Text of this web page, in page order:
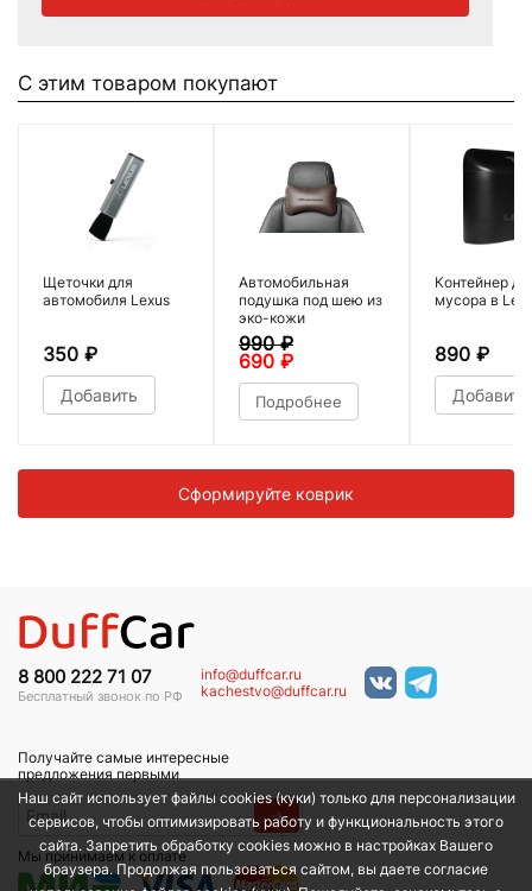
С этим товаром покупают
Щеточки для
автомобиля Lexus
350 ₽
Добавить
Автомобильная
подушка под шею из
эко-кожи
990₽
690 ₽
Подробнее
Контейнер
мусора в
890 ₽
Добавить
Сформируйте коврик
8 800 222 71 07
Бесплатный звонок по РФ
info@duffcar.ru
kachestvo@duffcar.ru
Получайте самые интересные
предложения первыми
→
Мы принимаем к оплате
Наш сайт использует файлы cookies (куки) только для персонализации
сервисов, чтобы оптимизировать работу и функциональность этого
сайта. Запретить обработку cookies можно в настройках Вашего
браузера. Продолжая пользоваться сайтом, вы даете согласие